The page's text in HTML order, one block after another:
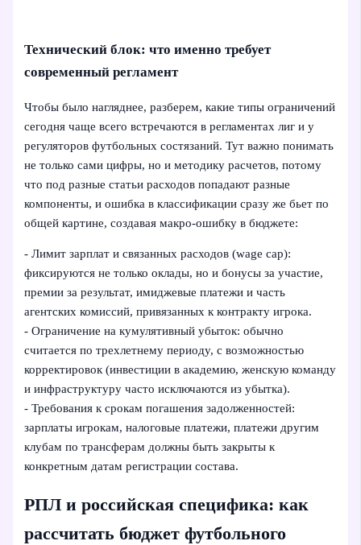
Технический блок: что именно требует
современный регламент
Чтобы было нагляднее, разберем, какие типы ограничений
сегодня чаще всего встречаются в регламентах лиг и у
регуляторов футбольных состязаний. Тут важно понимать
не только сами цифры, но и методику расчетов, потому
что под разные статьи расходов попадают разные
компоненты, и ошибка в классификации сразу же бьет по
общей картине, создавая макро-ошибку в бюджете:
- Лимит зарплат и связанных расходов (wage cap):
фиксируются не только оклады, но и бонусы за участие,
премии за результат, имиджевые платежи и часть
агентских комиссий, привязанных к контракту игрока.
- Ограничение на кумулятивный убыток: обычно
считается по трехлетнему периоду, с возможностью
корректировок (инвестиции в академию, женскую команду
и инфраструктуру часто исключаются из убытка).
- Требования к срокам погашения задолженностей:
зарплаты игрокам, налоговые платежи, платежи другим
клубам по трансферам должны быть закрыты к
конкретным датам регистрации состава.
РПЛ и российская специфика: как
рассчитать бюджет футбольного